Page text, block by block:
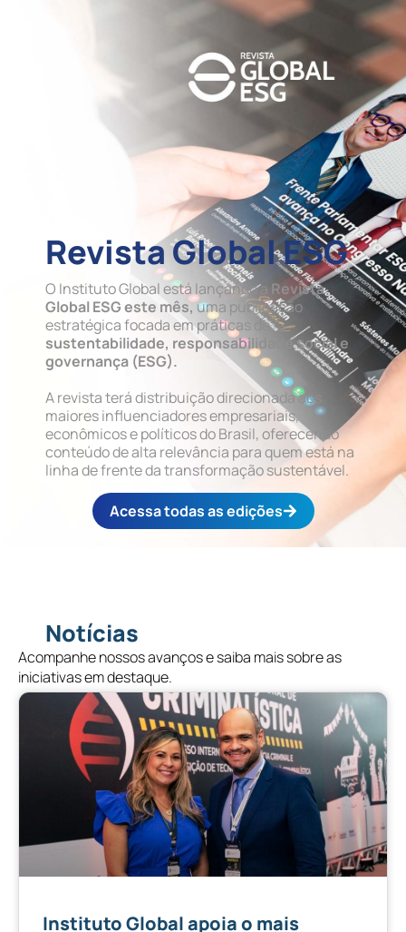
Revista Global ESG
O Instituto Global está lançando a Revista
Global ESG este mês,uma publicação
estratégica focada em práticas de
sustentabilidade, responsabilidade social e
governança (ESG).
A revista terá distribuição direcionada aos
maiores influenciadores empresariais,
econômicos e políticos do Brasil, oferecendo
conteúdo de alta relevância para quem está na
linha de frente da transformação sustentável.
Acessa todas as edições
Notícias
Acompanhe nossos avanços e saiba mais sobre as
iniciativas em destaque.
Instituto Global apoia o mais